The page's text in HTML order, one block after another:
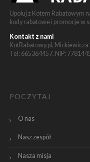
Upoluj z Kotem Rabatowym
kody rabatowe i promocje w
Kontakt z nami
KotRabatowy.pl,
Tel: 665364457, NIP:
POCZYTAJ
O nas
Nasz zespół
Nasza misja